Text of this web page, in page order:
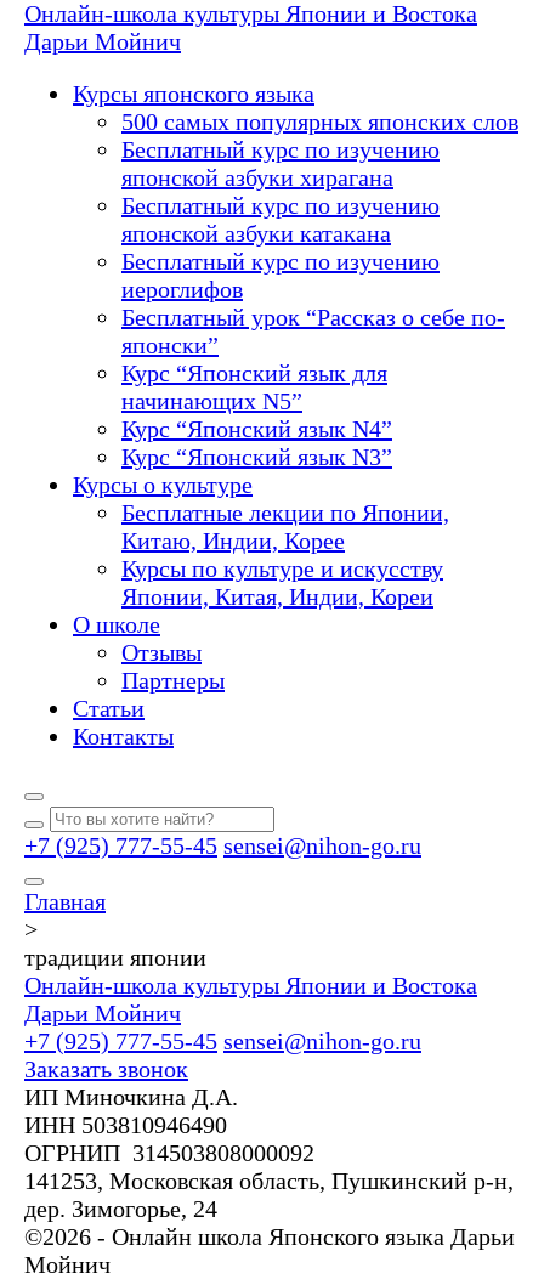
Онлайн-школа культуры Японии и Востока
Дарьи Мойнич
Курсы японского языка
500 самых популярных японских слов
Бесплатный курс по изучению
японской азбуки хирагана
Бесплатный курс по изучению
японской азбуки катакана
Бесплатный курс по изучению
иероглифов
Бесплатный урок “Рассказ о себе по-
японски”
Курс “Японский язык для
начинающих N5”
Курс “Японский язык N4”
Курс “Японский язык N3”
Курсы о культуре
Бесплатные лекции по Японии,
Китаю, Индии, Корее
Курсы по культуре и искусству
Японии, Китая, Индии, Кореи
О школе
Отзывы
Партнеры
Статьи
Контакты
+7 (925) 777-55-45 sensei@nihon-go.ru
Главная
>
традиции японии
Онлайн-школа культуры Японии и Востока
Дарьи Мойнич
+7 (925) 777-55-45 sensei@nihon-go.ru
Заказать звонок
ИП Миночкина Д.А.
ИНН 503810946490
ОГРНИП 314503808000092
141253, Московская область, Пушкинский р-н,
дер. Зимогорье, 24
©2026 - Онлайн школа Японского языка Дарьи
Мойнич